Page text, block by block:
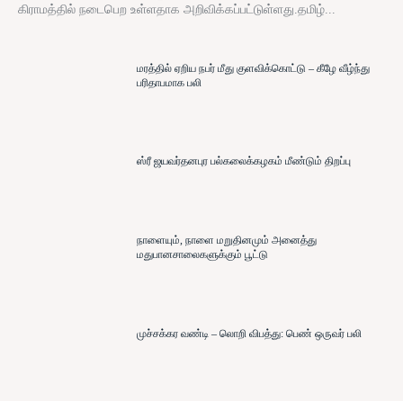
கிராமத்தில் நடைபெற உள்ளதாக அறிவிக்கப்பட்டுள்ளது.தமிழ்...
மரத்தில் ஏறிய நபர் மீது குளவிக்கொட்டு – கீழே வீழ்ந்து
பரிதாபமாக பலி
ஸ்ரீ ஜயவர்தனபுர பல்கலைக்கழகம் மீண்டும் திறப்பு
நாளையும், நாளை மறுதினமும் அனைத்து
மதுபானசாலைகளுக்கும் பூட்டு
முச்சக்கர வண்டி – லொறி விபத்து: பெண் ஒருவர் பலி